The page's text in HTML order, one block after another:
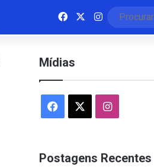
FacebookInstagram
Mídias
Facebook Instagram
Postagens Recentes